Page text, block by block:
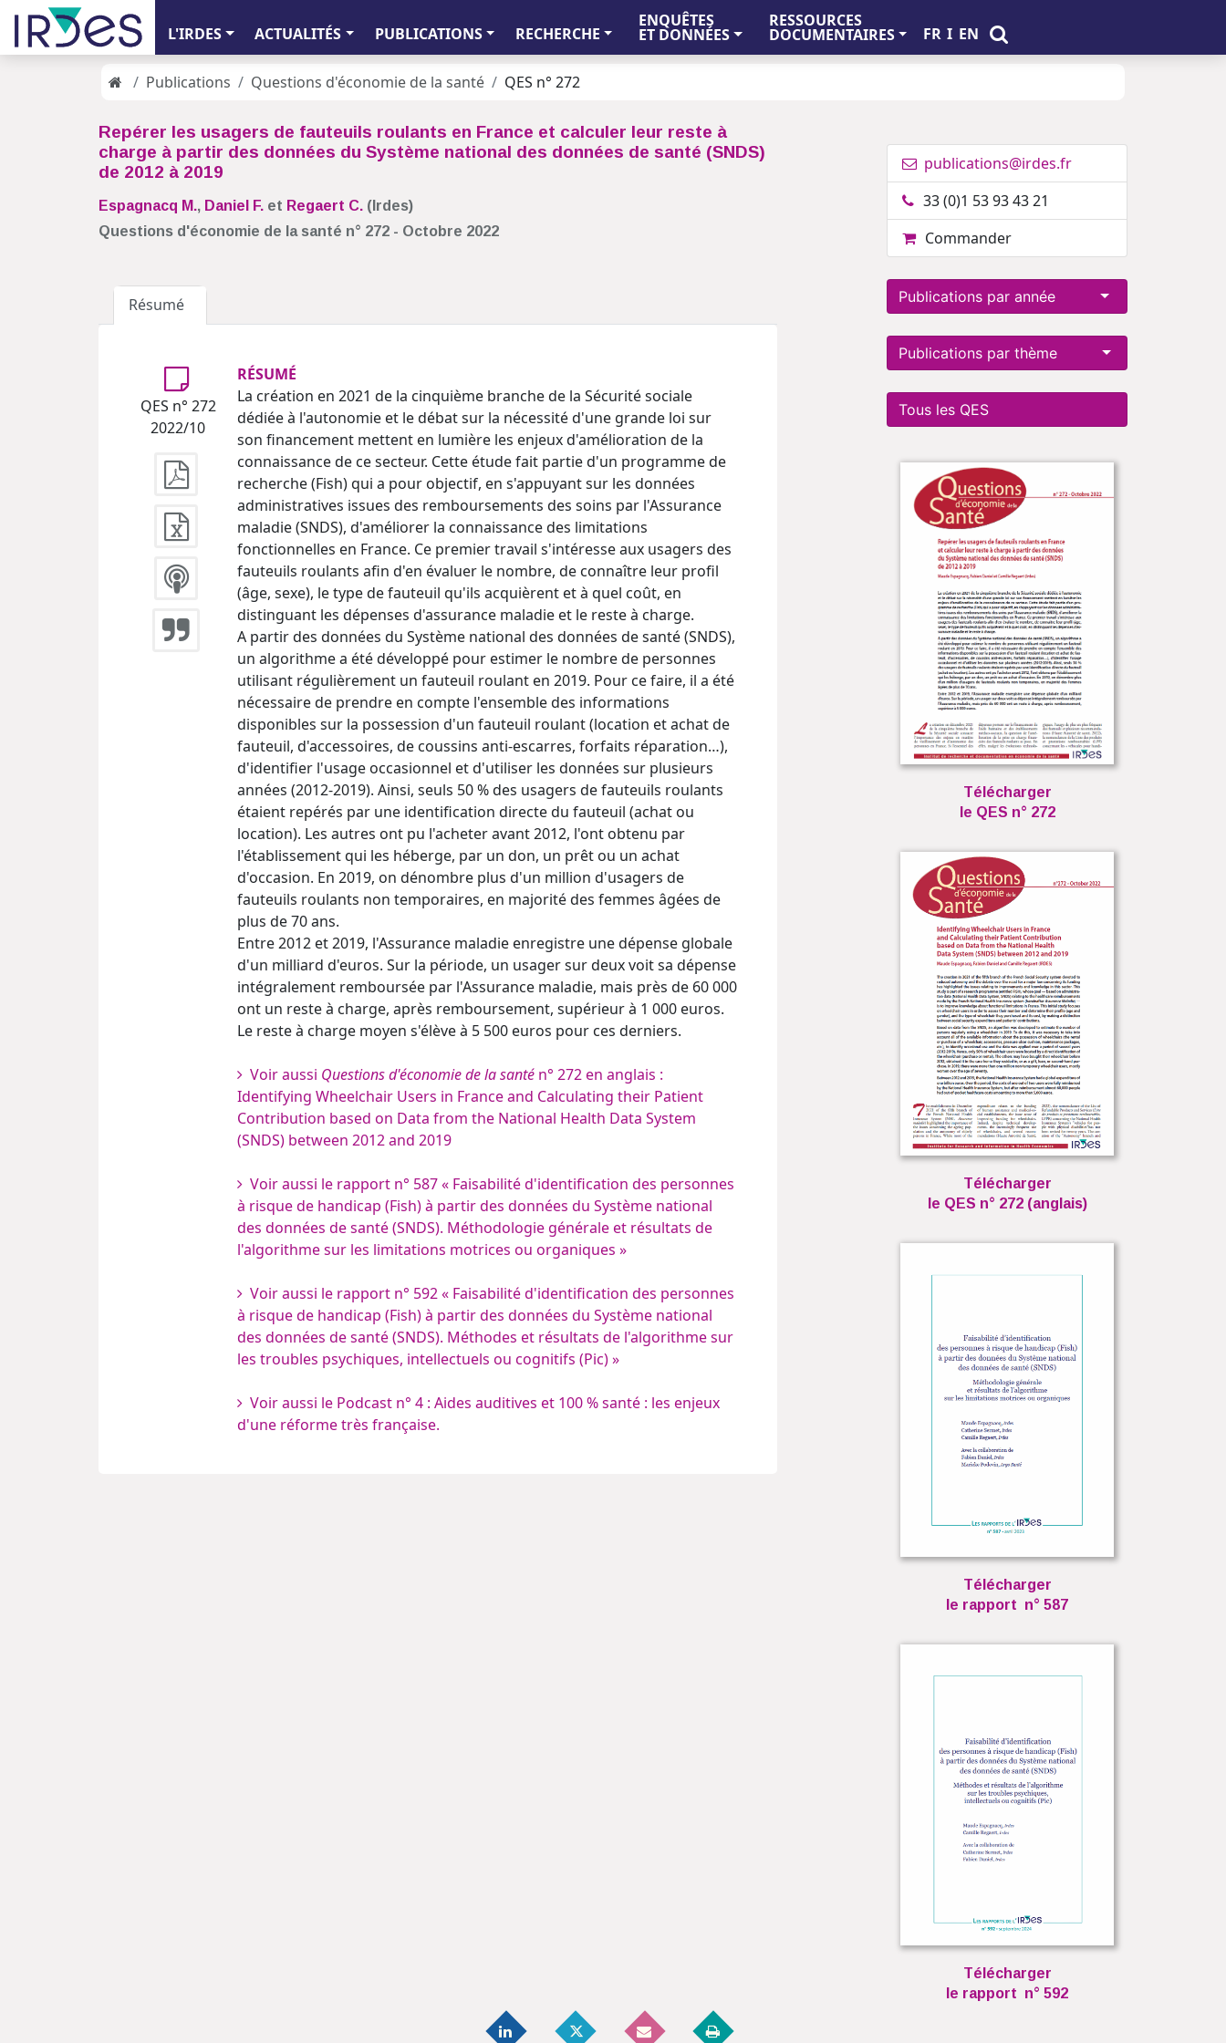
L'IRDES ACTUALITÉS PUBLICATIONS RECHERCHE
ENQUÊTES
ET DONNÉES
RESSOURCES
DOCUMENTAIRES FR I EN
Publications Questions d'économie de la santé QES n° 272
Repérer les usagers de fauteuils roulants en France et calculer leur reste à
charge à partir des données du Système national des données de santé (SNDS)
de 2012 à 2019
Espagnacq M., Daniel F. et Regaert C. (Irdes)
Questions d'économie de la santé n° 272 - Octobre 2022
Résumé
QES n° 272
2022/10
RÉSUMÉ
La création en 2021 de la cinquième branche de la Sécurité sociale
dédiée à l'autonomie et le débat sur la nécessité d'une grande loi sur
son financement mettent en lumière les enjeux d'amélioration de la
connaissance de ce secteur. Cette étude fait partie d'un programme de
recherche (Fish) qui a pour objectif, en s'appuyant sur les données
administratives issues des remboursements des soins par l'Assurance
maladie (SNDS), d'améliorer la connaissance des limitations
fonctionnelles en France. Ce premier travail s'intéresse aux usagers des
fauteuils roulants afin d'en évaluer le nombre, de connaître leur profil
(âge, sexe), le type de fauteuil qu'ils acquièrent et à quel coût, en
distinguant les dépenses d'assurance maladie et le reste à charge.
A partir des données du Système national des données de santé (SNDS),
un algorithme a été développé pour estimer le nombre de personnes
utilisant régulièrement un fauteuil roulant en 2019. Pour ce faire, il a été
nécessaire de prendre en compte l'ensemble des informations
disponibles sur la possession d'un fauteuil roulant (location et achat de
fauteuil, d'accessoires, de coussins anti-escarres, forfaits réparation…),
d'identifier l'usage occasionnel et d'utiliser les données sur plusieurs
années (2012-2019). Ainsi, seuls 50 % des usagers de fauteuils roulants
étaient repérés par une identification directe du fauteuil (achat ou
location). Les autres ont pu l'acheter avant 2012, l'ont obtenu par
l'établissement qui les héberge, par un don, un prêt ou un achat
d'occasion. En 2019, on dénombre plus d'un million d'usagers de
fauteuils roulants non temporaires, en majorité des femmes âgées de
plus de 70 ans.
Entre 2012 et 2019, l'Assurance maladie enregistre une dépense globale
d'un milliard d'euros. Sur la période, un usager sur deux voit sa dépense
intégralement remboursée par l'Assurance maladie, mais près de 60 000
ont un reste à charge, après remboursement, supérieur à 1 000 euros.
Le reste à charge moyen s'élève à 5 500 euros pour ces derniers.
Voir aussi Questions d'économie de la santé n° 272 en anglais :
Identifying Wheelchair Users in France and Calculating their Patient
Contribution based on Data from the National Health Data System
(SNDS) between 2012 and 2019
Voir aussi le rapport n° 587« Faisabilité d'identification des personnes
à risque de handicap (Fish) à partir des données du Système national
des données de santé (SNDS). Méthodologie générale et résultats de
l'algorithme sur les limitations motrices ou organiques »
Voir aussi le rapport n° 592« Faisabilité d'identification des personnes
à risque de handicap (Fish) à partir des données du Système national
des données de santé (SNDS). Méthodes et résultats de l'algorithme sur
les troubles psychiques, intellectuels ou cognitifs (Pic) »
Voir aussi le Podcast n° 4 : Aides auditives et 100 % santé : les enjeux
d'une réforme très française.
publications@irdes.fr
33 (0)1 53 93 43 21
Commander
Publications par année
Publications par thème
Tous les QES
Télécharger
le QES n° 272
Télécharger
le QES n° 272 (anglais)
Télécharger
le rapport n° 587
Télécharger
le rapport n° 592